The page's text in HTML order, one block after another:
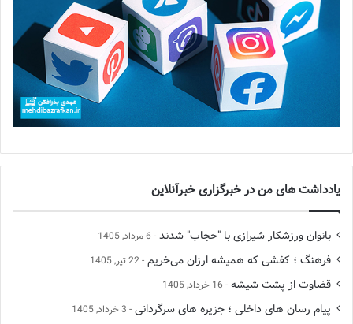
یادداشت های من در خبرگزاری خبرآنلاین
بانوان ورزشکار شیرازی با "حجاب" شدند 6 مرداد, 1405
فرهنگ ؛ کفشی که همیشه ارزان می‌خریم 22 تیر, 1405
قضاوت از پشت شیشه 16 خرداد, 1405
پیام رسان های داخلی ؛ جزیره های سرگردانی 3 خرداد, 1405